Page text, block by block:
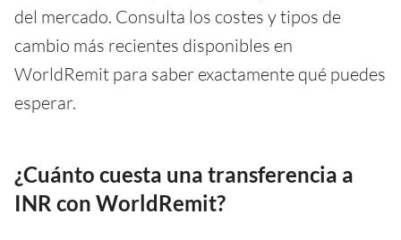
del mercado. Consulta los costes y tipos de
cambio más recientes disponibles en
WorldRemit para saber exactamente qué puedes
esperar.
¿Cuánto cuesta una transferencia a
INR con WorldRemit?